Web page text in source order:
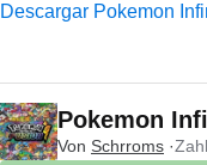
Descargar Pokemon
Pokemon
Von Schrroms